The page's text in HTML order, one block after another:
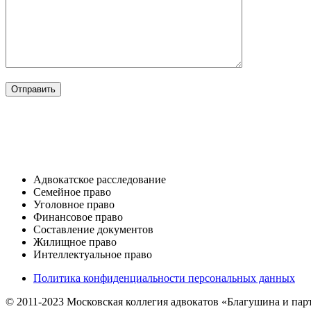
Адвокатское расследование
Семейное право​
Уголовное право​
Финансовое право
Составление документов​
Жилищное право​
Интеллектуальное право
Политика конфиденциальности персональных данных
© 2011-2023 Московская коллегия адвокатов «Благушина и